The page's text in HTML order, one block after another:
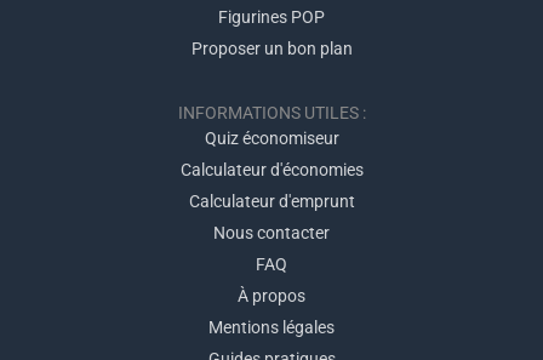
Figurines POP
Proposer un bon plan
INFORMATIONS UTILES :
Quiz économiseur
Calculateur d'économies
Calculateur d'emprunt
Nous contacter
FAQ
À propos
Mentions légales